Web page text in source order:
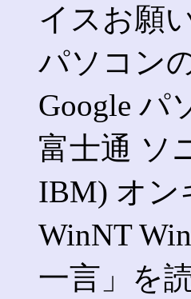
イスお願
パソコン
Google パ
富士通 ソ
IBM) オン
WinNT
一言」を